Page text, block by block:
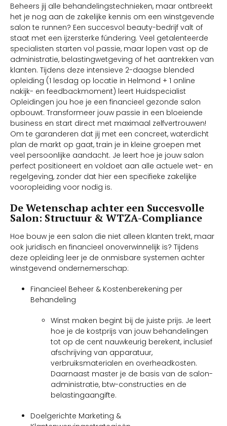
Beheers jij alle behandelingstechnieken, maar ontbreekt
het je nog aan de zakelijke kennis om een winstgevende
salon te runnen? Een succesvol beauty-bedrijf valt of
staat met een ijzersterke fúndering. Veel getalenteerde
specialisten starten vol passie, maar lopen vast op de
administratie, belastingwetgeving of het aantrekken van
klanten. Tijdens deze intensieve 2-daagse blended
opleiding (1 lesdag op locatie in Helmond + 1 online
nakijk- en feedbackmoment) leert Huidspecialist
Opleidingen jou hoe je een financieel gezonde salon
opbouwt. Transformeer jouw passie in een bloeiende
business en start direct met maximaal zelfvertrouwen!
Om te garanderen dat jij met een concreet, waterdicht
plan de markt op gaat, train je in kleine groepen met
veel persoonlijke aandacht. Je leert hoe je jouw salon
perfect positioneert en voldoet aan alle actuele wet- en
regelgeving, zonder dat hier een specifieke zakelijke
vooropleiding voor nodig is.
De Wetenschap achter een Succesvolle
Salon: Structuur & WTZA-Compliance
Hoe bouw je een salon die niet alleen klanten trekt, maar
ook juridisch en financieel onoverwinnelijk is? Tijdens
deze opleiding leer je de onmisbare systemen achter
winstgevend ondernemerschap:
Financieel Beheer & Kostenberekening per
Behandeling
Winst maken begint bij de juiste prijs. Je leert
hoe je de kostprijs van jouw behandelingen
tot op de cent nauwkeurig berekent, inclusief
afschrijving van apparatuur,
verbruiksmaterialen en overheadkosten.
Daarnaast master je de basis van de salon-
administratie, btw-constructies en de
belastingaangifte.
Doelgerichte Marketing &